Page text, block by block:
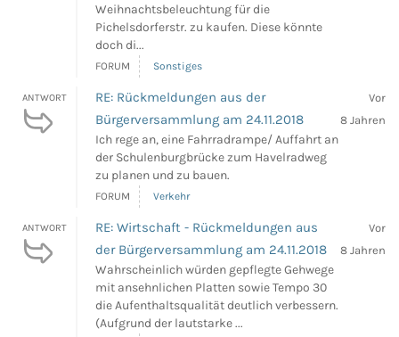
Weihnachtsbeleuchtung für die
Pichelsdorferstr. zu kaufen. Diese könnte
doch di...
FORUM Sonstiges
ANTWORT
RE: Rückmeldungen aus der
Bürgerversammlung am 24.11.2018
Ich rege an, eine Fahrradrampe/ Auffahrt an
der Schulenburgbrücke zum Havelradweg
zu planen und zu bauen.
Vor
8 Jahren
FORUM Verkehr
ANTWORT
RE: Wirtschaft - Rückmeldungen aus
der Bürgerversammlung am 24.11.2018
Wahrscheinlich würden gepflegte Gehwege
mit ansehnlichen Platten sowie Tempo 30
die Aufenthaltsqualität deutlich verbessern.
(Aufgrund der lautstarke ...
Vor
8 Jahren